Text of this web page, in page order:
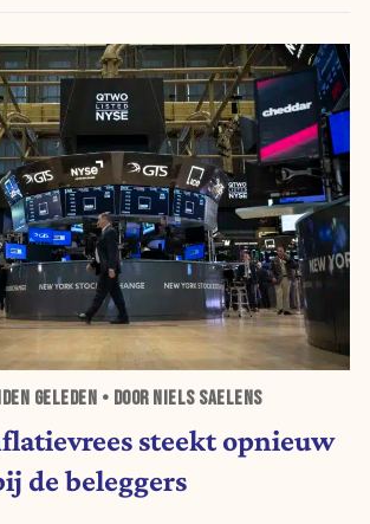
GELEDEN • DOOR NIELS SAELENS
steekt opnieuw
de beleggers